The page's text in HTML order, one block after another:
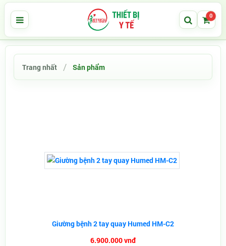
0
Trang nhất Sản phẩm
Giường bệnh 2 tay quay Humed HM-C2
6.900.000 vnđ